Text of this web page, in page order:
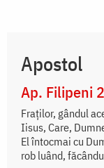
Apostol
Ap. Filipeni
Fraților, gândul
Iisus, Care,
El întocmai cu
rob luând,